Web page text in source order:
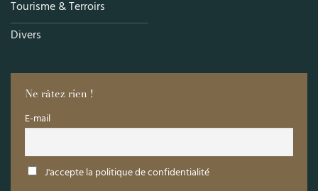
Tourisme & Terroirs
Divers
Ne râtez rien !
E-mail
J'accepte la politique de confidentialité